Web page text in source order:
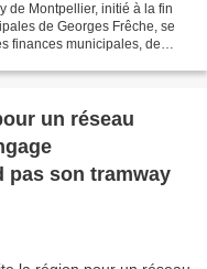
de Montpellier, initié à la fin
de Georges Frêche, se
finances municipales, de
un réseau
pas son tramway